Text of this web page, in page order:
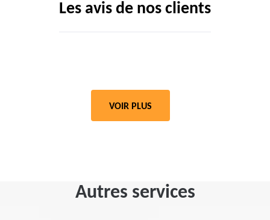
Les avis de nos clients
VOIR PLUS
Autres services